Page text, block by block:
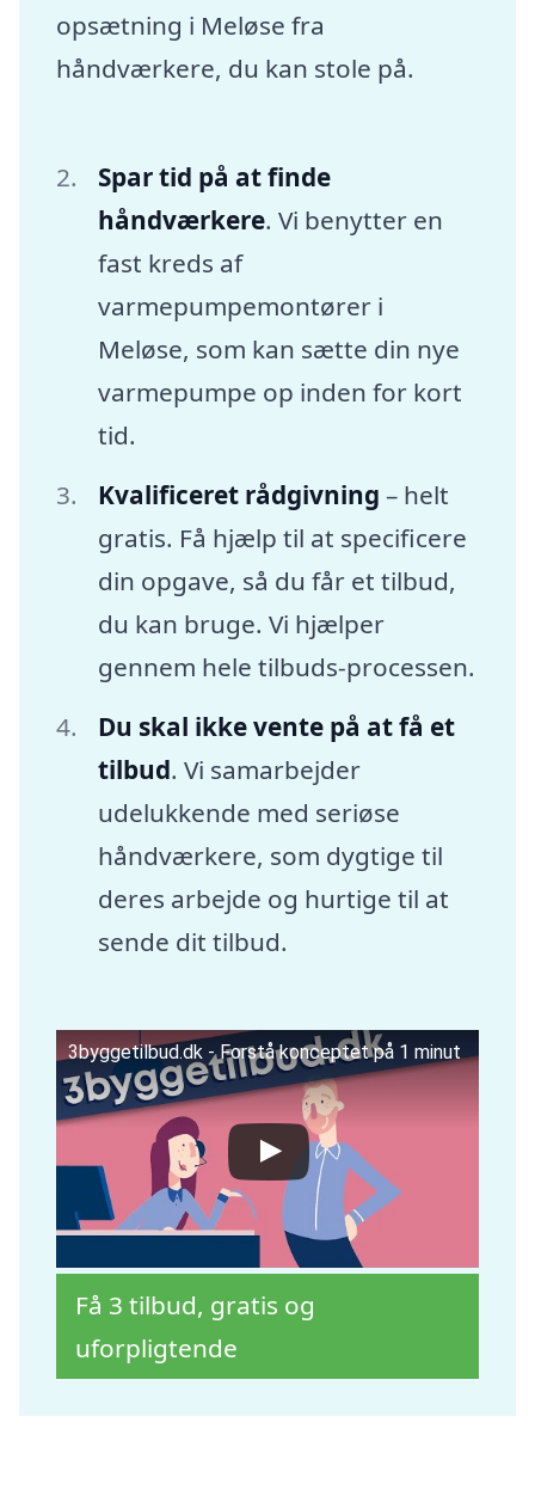
opsætning i Meløse fra
håndværkere, du kan stole på.
Spar tid på at finde
håndværkere. Vi benytter en
fast kreds af
varmepumpemontører i
Meløse, som kan sætte din nye
varmepumpe op inden for kort
tid.
Kvalificeret rådgivning – helt
gratis. Få hjælp til at specificere
din opgave, så du får et tilbud,
du kan bruge. Vi hjælper
gennem hele tilbuds-processen.
Du skal ikke vente på at få et
tilbud. Vi samarbejder
udelukkende med seriøse
håndværkere, som dygtige til
deres arbejde og hurtige til at
sende dit tilbud.
3byggetilbud.dk - Forstå konceptet på 1 minut
Få 3 tilbud, gratis og
uforpligtende